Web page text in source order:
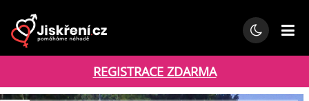
REGISTRACE ZDARMA